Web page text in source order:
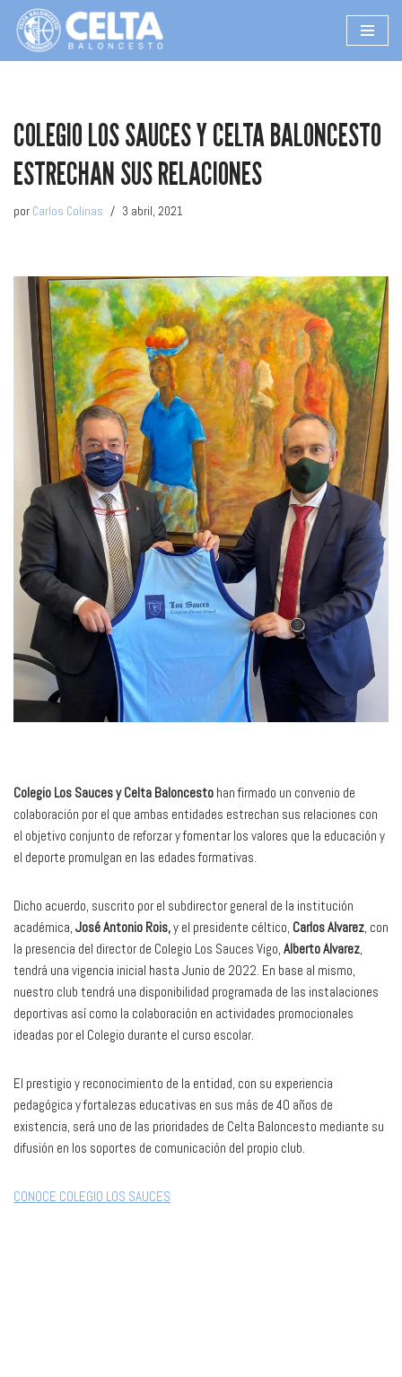
Saltar
COLEGIO LOS SAUCES Y CELTA BALONCESTO
ESTRECHAN SUS RELACIONES
por Carlos Colinas 3 abril, 2021
Colegio Los Sauces y Celta Baloncesto han firmado un convenio de
colaboración por el que ambas entidades estrechan sus relaciones con
el objetivo conjunto de reforzar y fomentar los valores que la educación y
el deporte promulgan en las edades formativas.
Dicho acuerdo, suscrito por el subdirector general de la institución
académica, José Antonio Rois,y el presidente céltico, Carlos Alvarez, con
la presencia del director de Colegio Los Sauces Vigo, Alberto Alvarez,
tendrá una vigencia inicial hasta Junio de 2022. En base al mismo,
nuestro club tendrá una disponibilidad programada de las instalaciones
deportivas así como la colaboración en actividades promocionales
ideadas por el Colegio durante el curso escolar.
El prestigio y reconocimiento de la entidad, con su experiencia
pedagógica y fortalezas educativas en sus más de 40 años de
existencia, será uno de las prioridades de Celta Baloncesto mediante su
difusión en los soportes de comunicación del propio club.
CONOCE COLEGIO LOS SAUCES